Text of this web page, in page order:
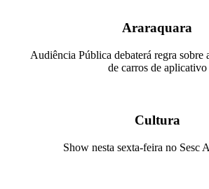
Araraquara
Audiência Pública debaterá regra sobre
de carros de aplicativo
Cultura
Show nesta sexta-feira no Sesc